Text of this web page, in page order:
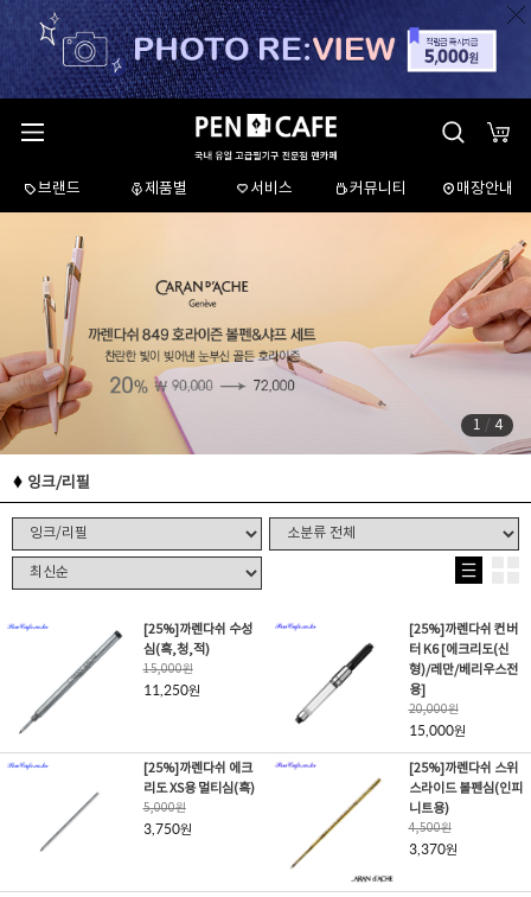
브랜드 제품별 서비스 커뮤니티 매장안내
1 / 4
잉크/리필
[25%]까렌다쉬 수성
심(흑,청,적)
15,000원
11,250원
[25%]까렌다쉬 컨버
터 K6 [에크리도(신
형)/레만/베리우스전
용]
20,000원
15,000원
[25%]까렌다쉬 에크
리도 XS용 멀티심(흑)
5,000원
3,750원
[25%]까렌다쉬 스위
스라이드 볼펜심(인피
니트용)
4,500원
3,370원